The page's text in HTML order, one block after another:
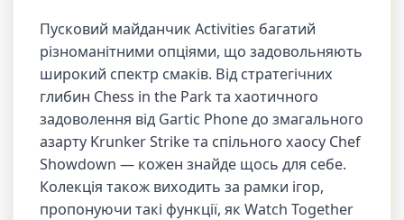
Пусковий майданчик Activities багатий
різноманітними опціями, що задовольняють
широкий спектр смаків. Від стратегічних
глибин Chess in the Park та хаотичного
задоволення від Gartic Phone до змагального
азарту Krunker Strike та спільного хаосу Chef
Showdown — кожен знайде щось для себе.
Колекція також виходить за рамки ігор,
пропонуючи такі функції, як Watch Together